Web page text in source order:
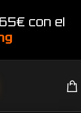
con el